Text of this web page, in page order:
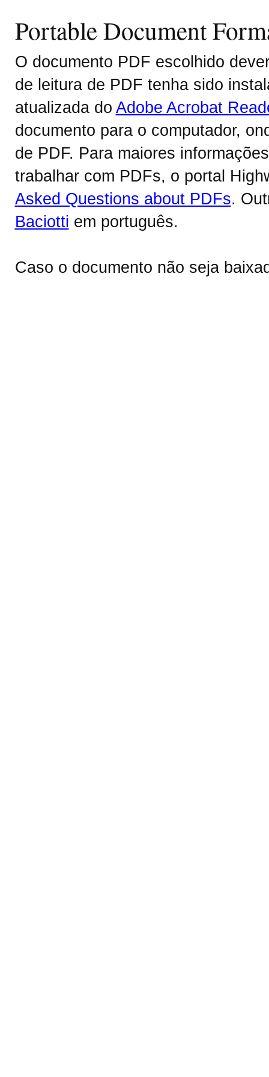
Portable Document
O documento PDF escolhido
de leitura de PDF tenha sido
atualizada do Adobe Acrobat
documento para o computador,
de PDF. Para maiores
trabalhar com PDFs, o portal
Asked Questions about PDFs.
Baciotti em português.
Caso o documento não seja